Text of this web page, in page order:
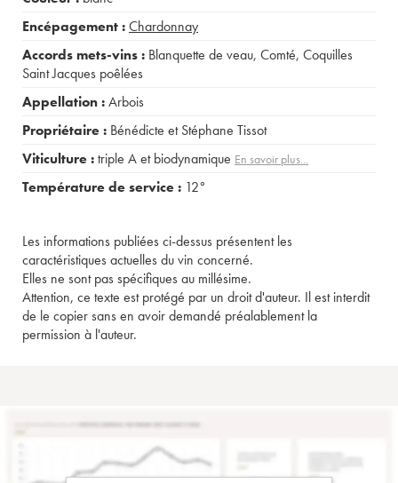
Encépagement :Chardonnay
Accords mets-vins : Blanquette de veau, Comté, Coquilles
Saint Jacques poêlées
Appellation :Arbois
Propriétaire : Bénédicte et Stéphane Tissot
Viticulture :triple A et biodynamique En savoir plus...
Température de service : 12°
Les informations publiées ci-dessus présentent les
caractéristiques actuelles du vin concerné.
Elles ne sont pas spécifiques au millésime.
Attention, ce texte est protégé par un droit d'auteur. Il est interdit
de le copier sans en avoir demandé préalablement la
permission à l'auteur.